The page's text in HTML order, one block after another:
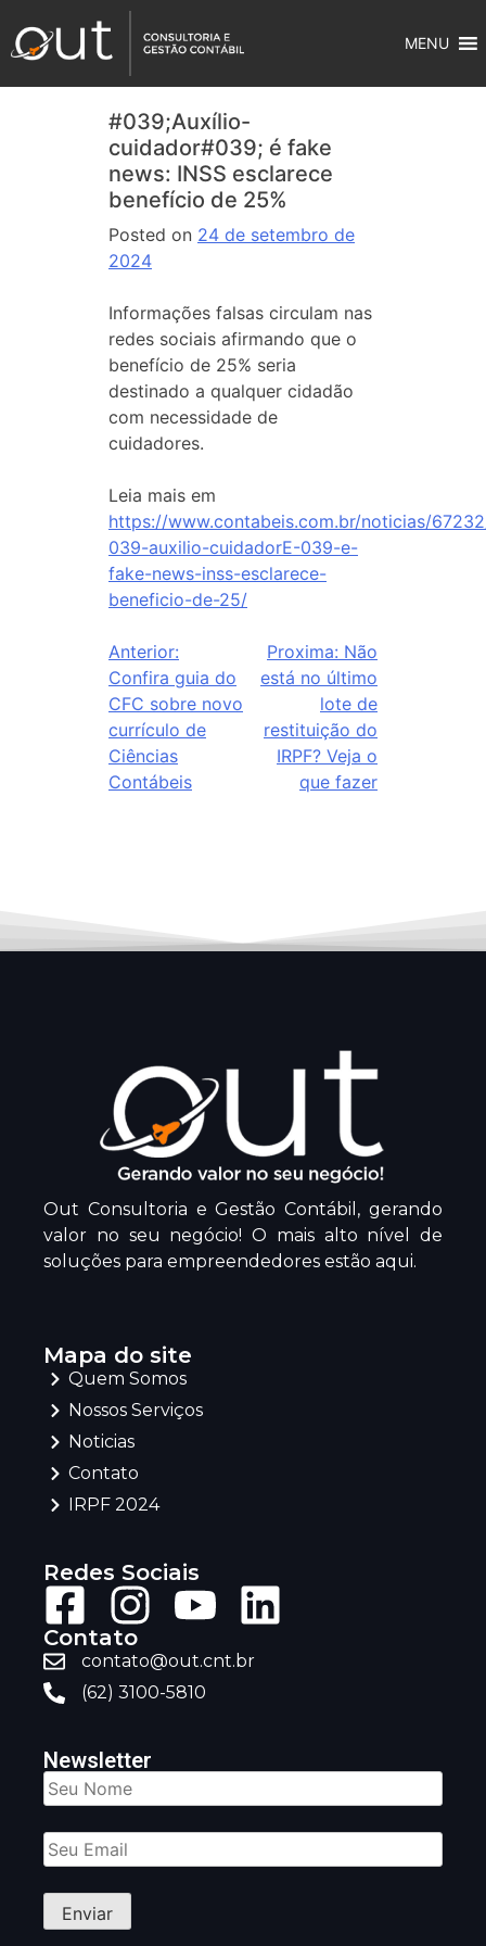
MENU
#039;Auxílio-
cuidador#039; é fake
news: INSS esclarece
benefício de 25%
Posted on 24 de setembro de
2024
Informações falsas circulam nas
redes sociais afirmando que o
benefício de 25% seria
destinado a qualquer cidadão
com necessidade de
cuidadores.
Leia mais em
https://www.contabeis.com.br/noticias/
039-auxilio-cuidadorE-039-e-
fake-news-inss-esclarece-
beneficio-de-25/
Anterior:
Confira guia do
CFC sobre novo
currículo de
Ciências
Contábeis
Proxima: Não
está no último
lote de
restituição do
IRPF? Veja o
que fazer
Out Consultoria e Gestão Contábil, gerando
valor no seu negócio! O mais alto nível de
soluções para empreendedores estão aqui.
Mapa do site
Quem Somos
Nossos Serviços
Noticias
Contato
IRPF 2024
Redes Sociais
Contato
contato@out.cnt.br
(62) 3100-5810
Newsletter